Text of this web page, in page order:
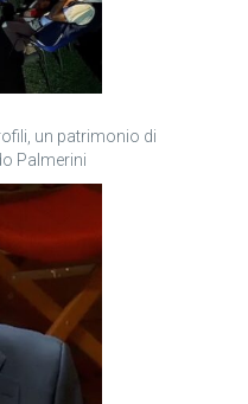
un patrimonio di
Palmerini